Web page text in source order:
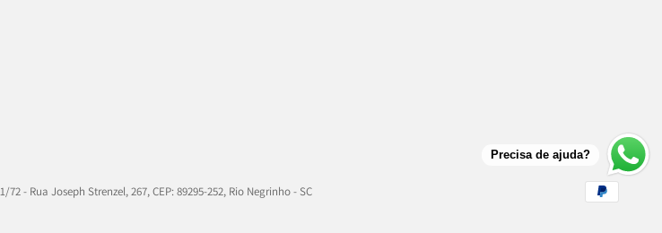
- Rua Joseph Strenzel, 267, CEP: 89295-252, Rio Negrinho - SC
Precisa de ajuda?